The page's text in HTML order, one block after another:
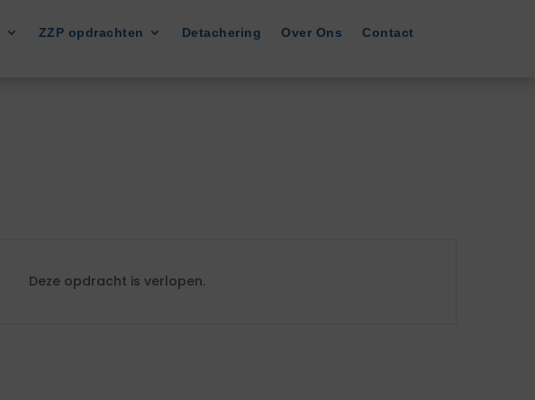
ZZP opdrachten Detachering Over Ons Contact
Deze opdracht is verlopen.